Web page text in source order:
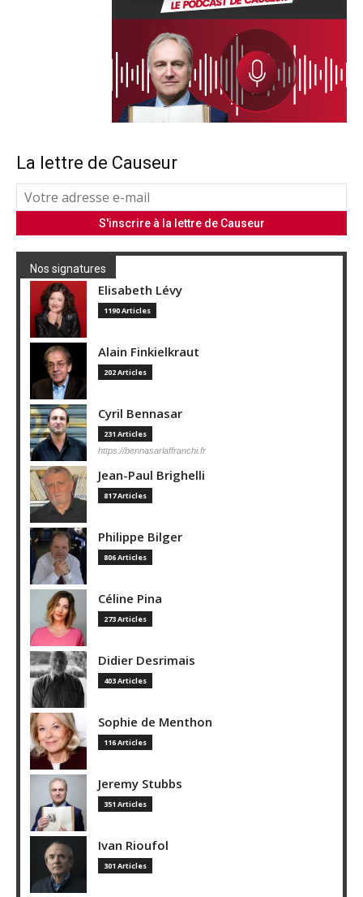
La lettre de Causeur
Nos signatures
Elisabeth Lévy
1190 Articles
Alain Finkielkraut
202 Articles
Cyril Bennasar
231 Articles
https://bennasarlaffranchi.fr
Jean-Paul Brighelli
817 Articles
Philippe Bilger
806 Articles
Céline Pina
273 Articles
Didier Desrimais
403 Articles
Sophie de Menthon
116 Articles
Jeremy Stubbs
351 Articles
Ivan Rioufol
301 Articles